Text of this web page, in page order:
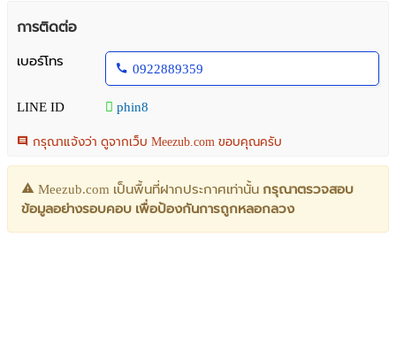
การติดต่อ
เบอร์โทร
0922889359
LINE ID phin8
กรุณาแจ้งว่า ดูจากเว็บ Meezub.com ขอบคุณครับ
Meezub.com เป็นพื้นที่ฝากประกาศเท่านั้น กรุณาตรวจสอบ
ข้อมูลอย่างรอบคอบ เพื่อป้องกันการถูกหลอกลวง